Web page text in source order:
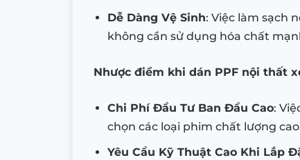
Dễ Dàng Vệ Sinh: Việc làm sạch
không cần sử dụng hóa chất
Nhược điểm khi dán PPF nội thất
Chi Phí Đầu Tư Ban Đầu Cao:
chọn các loại phim chất lượng
Yêu Cầu Kỹ Thuật Cao Khi Lắp